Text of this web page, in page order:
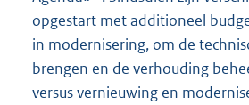
opgestart met additioneel
in modernisering, om de
brengen en de verhouding
versus vernieuwing en